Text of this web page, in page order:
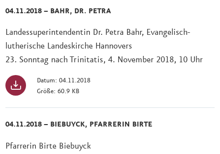
04.11.2018 – BAHR, DR. PETRA
Landessuperintendentin Dr. Petra Bahr, Evangelisch-
lutherische Landeskirche Hannovers
23. Sonntag nach Trinitatis, 4. November 2018, 10 Uhr
Datum: 04.11.2018
Größe: 60.9 KB
04.11.2018 – BIEBUYCK, PFARRERIN BIRTE
Pfarrerin Birte Biebuyck